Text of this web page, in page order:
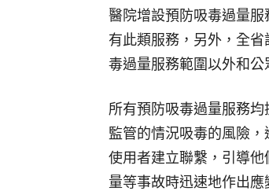
醫院增設預防吸毒過量
有此類服務，另外，全
毒過量服務範圍以外和公
所有預防吸毒過量服務
監管的情況吸毒的風險
使用者建立聯繫，引導
量等事故時迅速地作出應